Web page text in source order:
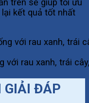
trên sẽ giúp tối ưu
kết quả tốt nhất
với rau xanh, trái
GIẢI ĐÁP